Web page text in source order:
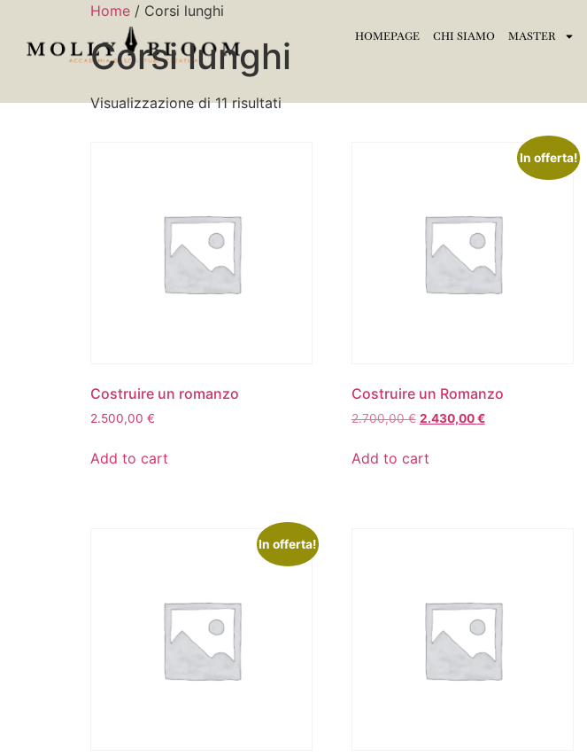
HOMEPAGE CHI SIAMO MASTER
Home / Corsi lunghi
Corsi lunghi
Visualizzazione di 11 risultati
Costruire un romanzo
2.500,00 €
Add to cart
In offerta!
Costruire un Romanzo
2.700,00€ 2.430,00€
Add to cart
In offerta!